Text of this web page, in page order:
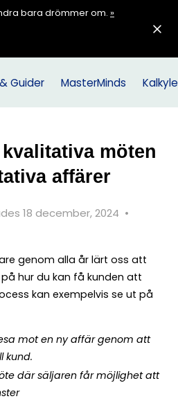
bara drömmer om. »
Guider MasterMinds
möten
affärer
18 december, 2024 •
genom alla år lärt oss att
hur du kan få kunden att
kan exempelvis se ut på
mot en ny affär genom att
kund.
där säljaren får möjlighet att